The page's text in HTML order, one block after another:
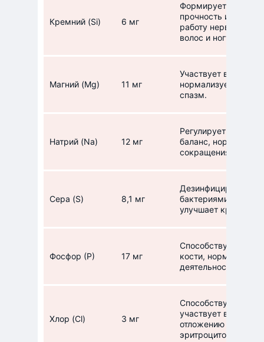
Кремний (Si) 6 мг
Формирует
прочность и
работу нервной
волос и ногтей.
Магний (Mg) 11 мг
Участвует в
нормализует
спазм.
Натрий (Na) 12 мг
Регулирует
баланс,
сокращения мышц,
Сера (S) 8,1 мг
Дезинфицирует
бактериями,
улучшает
Фосфор (Р) 17 мг
Способствует
кости,
деятельность.
Хлор (Cl) 3 мг
Способствует
участвует в
отложению жиров в
эритроцитов.